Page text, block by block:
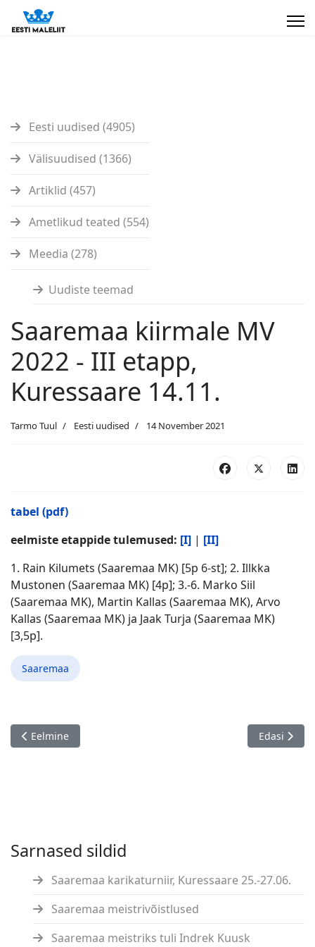
Eesti uudised (4905)
Välisuudised (1366)
Artiklid (457)
Ametlikud teated (554)
Meedia (278)
Uudiste teemad
Saaremaa kiirmale MV
2022 - III etapp,
Kuressaare 14.11.
Tarmo Tuul Eesti uudised 14 November 2021
tabel (pdf)
eelmiste etappide tulemused: [I] | [II]
1. Rain Kilumets (Saaremaa MK) [5p 6-st]; 2. Illkka
Mustonen (Saaremaa MK) [4p]; 3.-6. Marko Siil
(Saaremaa MK), Martin Kallas (Saaremaa MK), Arvo
Kallas (Saaremaa MK) ja Jaak Turja (Saaremaa MK)
[3,5p].
Saaremaa
Eelmine artikkel: 7. Tallinna Maleklubi sari "Sügis 2021" - V
Eelmine Järgmine
Edasi
Sarnased sildid
Saaremaa karikaturniir, Kuressaare 25.-27.06.
Saaremaa meistrivõistlused
Saaremaa meistriks tuli Indrek Kuusk